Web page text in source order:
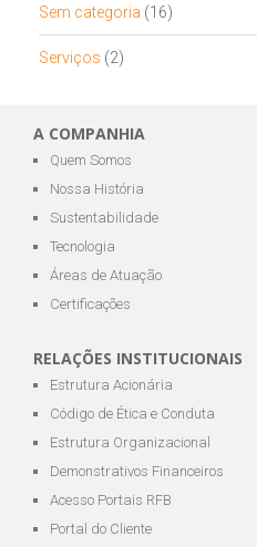
Sem categoria (16)
Serviços (2)
A COMPANHIA
Quem Somos
Nossa História
Sustentabilidade
Tecnologia
Áreas de Atuação
Certificações
RELAÇÕES INSTITUCIONAIS
Estrutura Acionária
Código de Ética e Conduta
Estrutura Organizacional
Demonstrativos Financeiros
Acesso Portais RFB
Portal do Cliente